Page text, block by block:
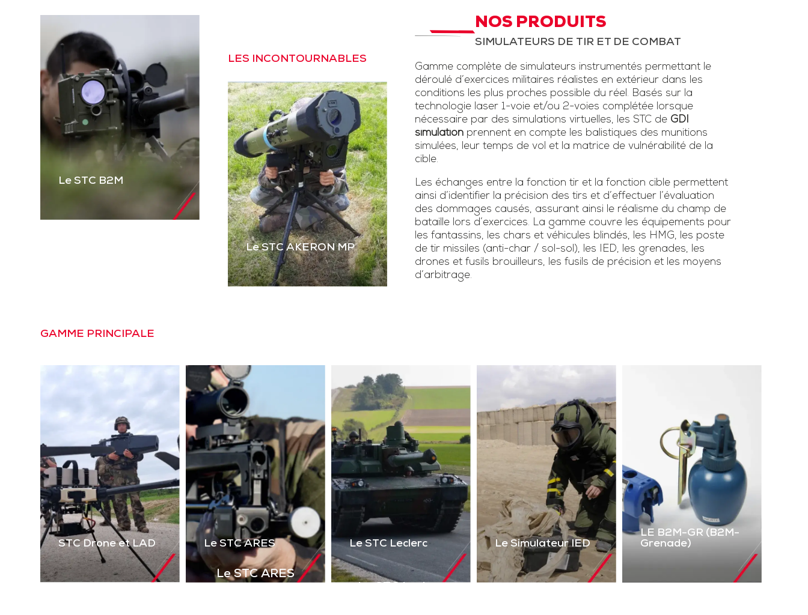
Le STC B2M
mitrailleuses. Basé sur
LES INCONTOURNABLES
Le STC AKERON MP
virtuelle) du poste de tir
de l’Akeron MP. Permet
le tir en vue directe et
indirecte sur cibles
instrumentées.
Télécharger la
plaquette
NOS PRODUITS
SIMULATEURS DE TIR ET DE COMBAT
Gamme complète de simulateurs instrumentés permettant le
déroulé d’exercices militaires réalistes en extérieur dans les
conditions les plus proches possible du réel. Basés sur la
technologie laser 1-voie et/ou 2-voies complétée lorsque
nécessaire par des simulations virtuelles, les STC de GDI
simulation prennent en compte les balistiques des munitions
simulées, leur temps de vol et la matrice de vulnérabilité de la
cible.
Les échanges entre la fonction tir et la fonction cible permettent
ainsi d’identifier la précision des tirs et d’effectuer l’évaluation
des dommages causés, assurant ainsi le réalisme du champ de
bataille lors d’exercices. La gamme couvre les équipements pour
les fantassins, les chars et véhicules blindés, les HMG, les poste
de tir missiles (anti-char / sol-sol), les IED, les grenades, les
drones et fusils brouilleurs, les fusils de précision et les moyens
d’arbitrage.
GAMME PRINCIPALE
STC Drone et LAD Le STC ARES
Le STC ARES
Le STC Leclerc Le Simulateur IED
LE B2M-GR (B2M-
Grenade)